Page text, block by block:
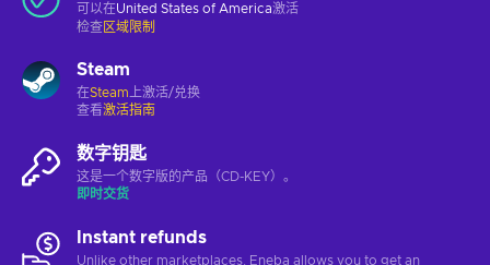
可以在United States of America激活
检查 区域限制
Steam
在Steam 上激活/兑换
查看激活指南
数字钥匙
这是一个数字版的产品（CD-KEY）。
即时交货
Instant refunds
Unlike other marketplaces, Eneba allows you to get an